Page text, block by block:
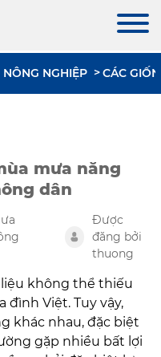
NÔNG NGHIỆP CÁC
mưa năng
dân
Được
đăng bởi
thuong
không thể thiếu
Việt. Tuy vậy,
khác nhau, đặc biệt
gặp nhiều bất lợi